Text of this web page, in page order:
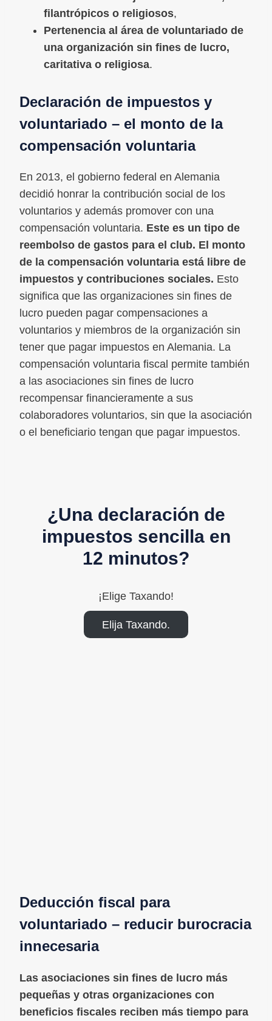
filantrópicos o religiosos,
Pertenencia al área de voluntariado de
una organización sin fines de lucro,
caritativa o religiosa.
Declaración de impuestos y
voluntariado – el monto de la
compensación voluntaria
En 2013, el gobierno federal en Alemania
decidió honrar la contribución social de los
voluntarios y además promover con una
compensación voluntaria. Este es un tipo de
reembolso de gastos para el club. El monto
de la compensación voluntaria está libre de
impuestos y contribuciones sociales. Esto
significa que las organizaciones sin fines de
lucro pueden pagar compensaciones a
voluntarios y miembros de la organización sin
tener que pagar impuestos en Alemania. La
compensación voluntaria fiscal permite también
a las asociaciones sin fines de lucro
recompensar financieramente a sus
colaboradores voluntarios, sin que la asociación
o el beneficiario tengan que pagar impuestos.
¿Una declaración de
impuestos sencilla en
12 minutos?
¡Elige Taxando!
Elija Taxando.
Deducción fiscal para
voluntariado – reducir burocracia
innecesaria
Las asociaciones sin fines de lucro más
pequeñas y otras organizaciones con
beneficios fiscales reciben más tiempo para